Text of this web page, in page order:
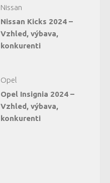
Nissan
Nissan Kicks 2024 –
Vzhled, výbava,
konkurenti
Opel
Opel Insignia 2024 –
Vzhled, výbava,
konkurenti